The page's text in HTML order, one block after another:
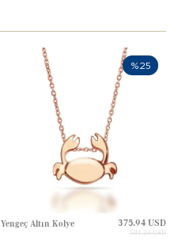
Yengeç Altın Kolye 375.94 USD
501.26 USD
%25